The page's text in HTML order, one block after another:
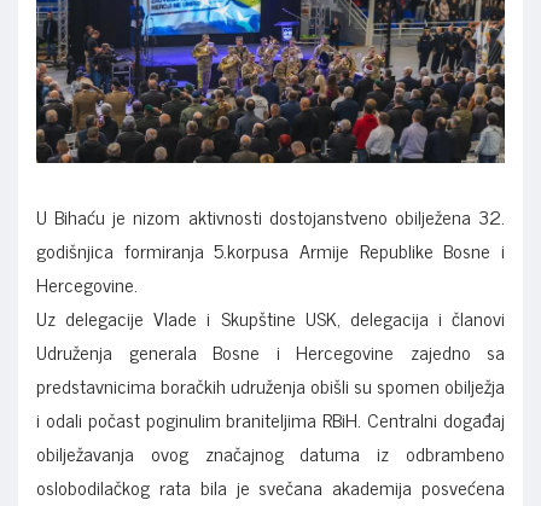
U Bihaću je nizom aktivnosti dostojanstveno obilježena 32.
godišnjica formiranja 5.korpusa Armije Republike Bosne i
Hercegovine.
Uz delegacije Vlade i Skupštine USK, delegacija i članovi
Udruženja generala Bosne i Hercegovine zajedno sa
predstavnicima boračkih udruženja obišli su spomen obilježja
i odali počast poginulim braniteljima RBiH. Centralni događaj
obilježavanja ovog značajnog datuma iz odbrambeno
oslobodilačkog rata bila je svečana akademija posvećena